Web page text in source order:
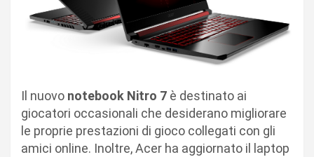
Il nuovo notebook Nitro 7 è destinato ai
giocatori occasionali che desiderano migliorare
le proprie prestazioni di gioco collegati con gli
amici online. Inoltre, Acer ha aggiornato il laptop